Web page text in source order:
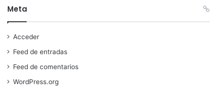
Meta
Acceder
Feed de entradas
Feed de comentarios
WordPress.org